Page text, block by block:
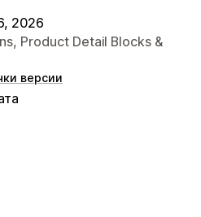
2026
Product Detail Blocks &
версии